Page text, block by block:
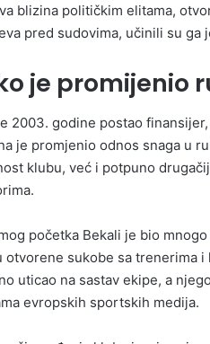
blizina političkim elitama,
pred sudovima, učinili su
je promijenio
2003. godine postao
je promjenio odnos snaga u
klubu, već i potpuno
početka Bekali je bio
otvorene sukobe sa trenerima
uticao na sastav ekipe, a
evropskih sportskih medija.